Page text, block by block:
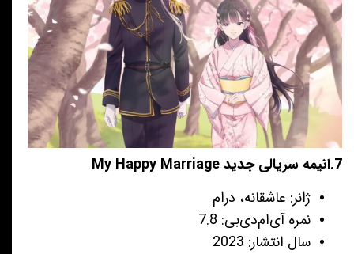
7.انیمه سریالی جدید My Happy Marriage
ژانر: عاشقانه، درام
نمره آی‌ام‌دی‌بی: 7.8
سال انتشار: 2023